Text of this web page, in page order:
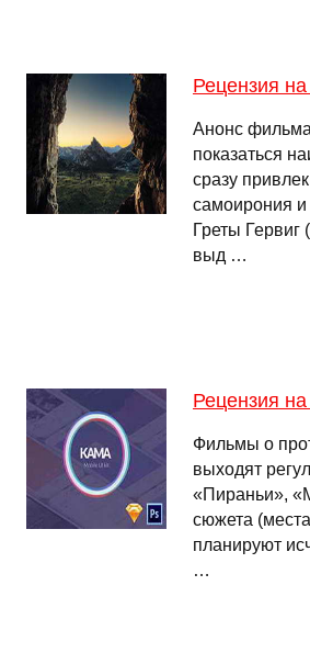
Рецензия
Анонс
показаться
сразу
самоирония и
Греты
выд …
Рецензия
Фильмы о
выходят
«Пираньи»,
сюжета
планируют
…